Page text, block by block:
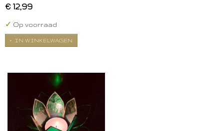
€ 12,99
✓ Op voorraad
IN WINKELWAGEN